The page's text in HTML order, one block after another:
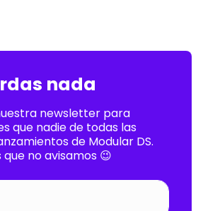
nada
newsletter para
que nadie de todas las
de Modular DS.
que no avisamos 😉